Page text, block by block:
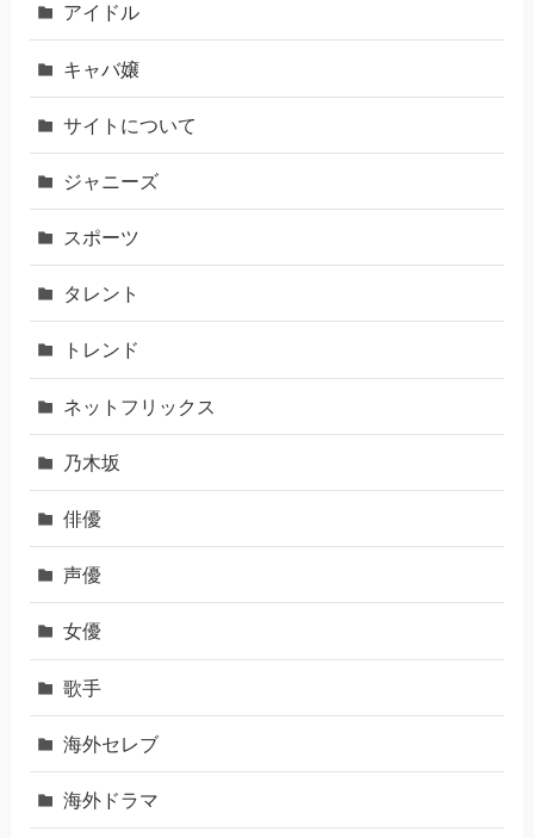
アイドル
キャバ嬢
サイトについて
ジャニーズ
スポーツ
タレント
トレンド
ネットフリックス
乃木坂
俳優
声優
女優
歌手
海外セレブ
海外ドラマ